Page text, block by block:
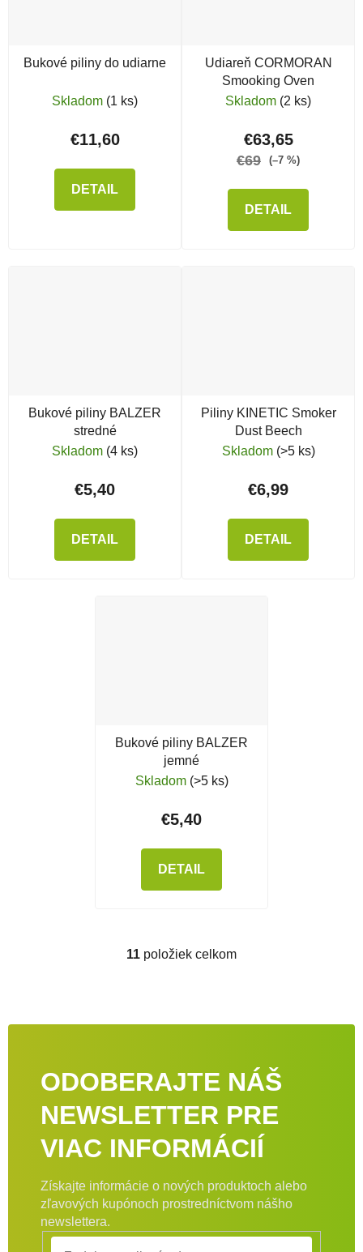
Bukové piliny do udiarne
Skladom (1 ks)
€11,60
DETAIL
Udiareň CORMORAN
Smooking Oven
Skladom (2 ks)
€63,65
€69 (–7 %)
DETAIL
Bukové piliny BALZER
stredné
Skladom (4 ks)
€5,40
DETAIL
Piliny KINETIC Smoker
Dust Beech
Skladom (>5 ks)
€6,99
DETAIL
Bukové piliny BALZER
jemné
Skladom (>5 ks)
€5,40
DETAIL
Ovládacie prvky výpisu
11 položiek celkom
ODOBERAJTE NÁŠ
NEWSLETTER PRE
VIAC INFORMÁCIÍ
Získajte informácie o nových produktoch alebo
zľavových kupónoch prostredníctvom nášho
newslettera.